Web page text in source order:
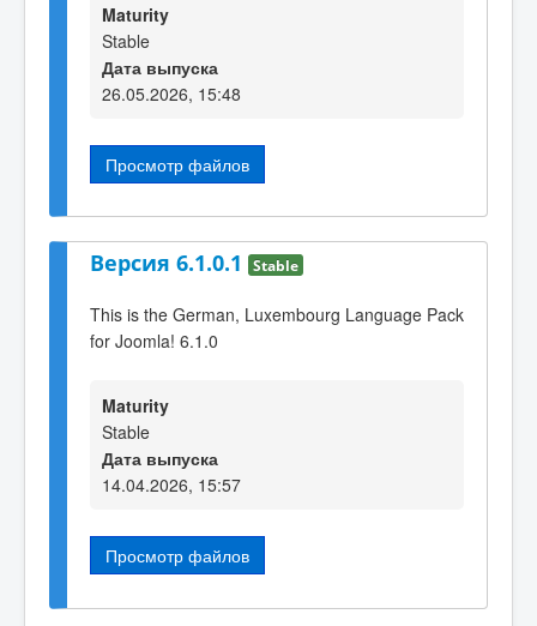
Maturity
Stable
Дата выпуска
26.05.2026, 15:48
Просмотр файлов
Версия 6.1.0.1 Stable
This is the German, Luxembourg Language Pack
for Joomla! 6.1.0
Maturity
Stable
Дата выпуска
14.04.2026, 15:57
Просмотр файлов